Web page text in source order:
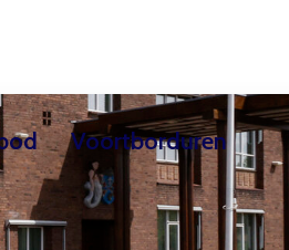
Voortborduren
ActueelVrijwilliger worden
Overig les aanbod